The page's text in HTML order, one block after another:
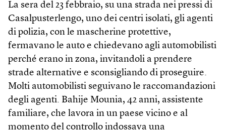
La sera del 23 febbraio, su una strada nei pressi di
Casalpusterlengo, uno dei centri isolati, gli agenti
di polizia, con le mascherine protettive,
fermavano le auto e chiedevano agli automobilisti
perché erano in zona, invitandoli a prendere
strade alternative e sconsigliando di proseguire.
Molti automobilisti seguivano le raccomandazioni
degli agenti. Bahije Mounia, 42 anni, assistente
familiare, che lavora in un paese vicino e al
momento del controllo indossava una